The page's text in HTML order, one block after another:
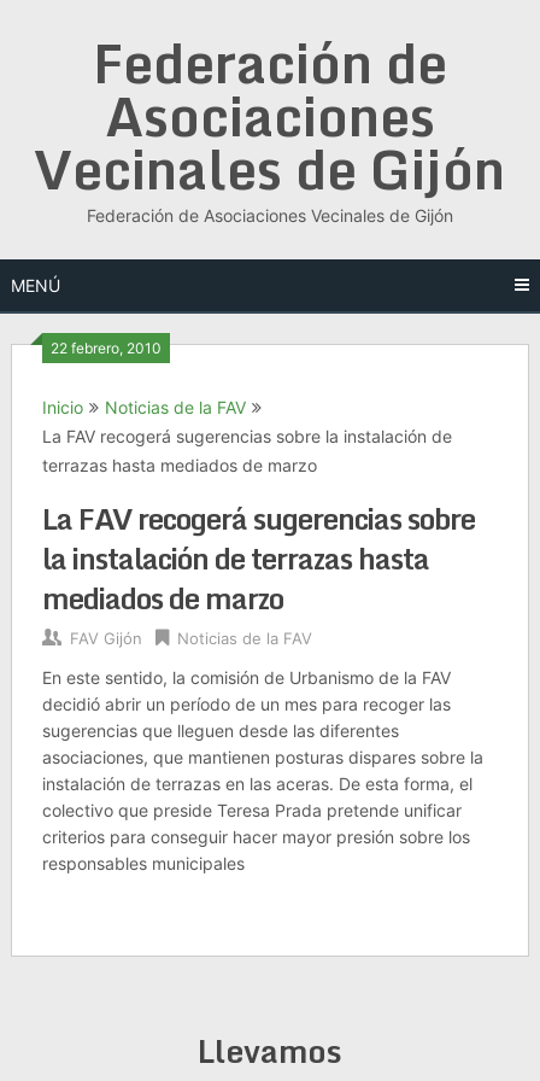
Federación de
Asociaciones
Vecinales de Gijón
Federación de Asociaciones Vecinales de Gijón
MENÚ
22 febrero, 2010
Inicio
Noticias de la FAV
La FAV recogerá sugerencias sobre la instalación de
terrazas hasta mediados de marzo
La FAV recogerá sugerencias sobre
la instalación de terrazas hasta
mediados de marzo
FAV Gijón Noticias de la FAV
En este sentido, la comisión de Urbanismo de la FAV
decidió abrir un período de un mes para recoger las
sugerencias que lleguen desde las diferentes
asociaciones, que mantienen posturas dispares sobre la
instalación de terrazas en las aceras. De esta forma, el
colectivo que preside Teresa Prada pretende unificar
criterios para conseguir hacer mayor presión sobre los
responsables municipales
Llevamos